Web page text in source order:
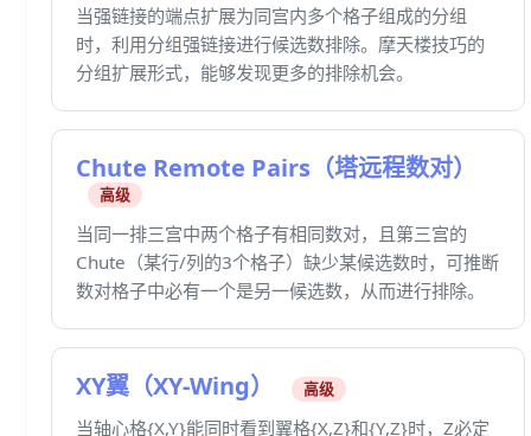
当强链接的端点扩展为同宫内多个格子组成的分组
时，利用分组强链接进行候选数排除。摩天楼技巧的
分组扩展形式，能够发现更多的排除机会。
Chute Remote Pairs（塔远程数对）
高级
当同一排三宫中两个格子有相同数对，且第三宫的
Chute（某行/列的3个格子）缺少某候选数时，可推断
数对格子中必有一个是另一候选数，从而进行排除。
XY翼（XY-Wing） 高级
当轴心格{X,Y}能同时看到翼格{X,Z}和{Y,Z}时，Z必定